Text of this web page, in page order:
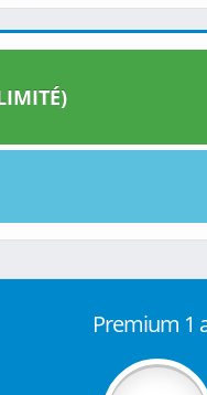
Premium 1